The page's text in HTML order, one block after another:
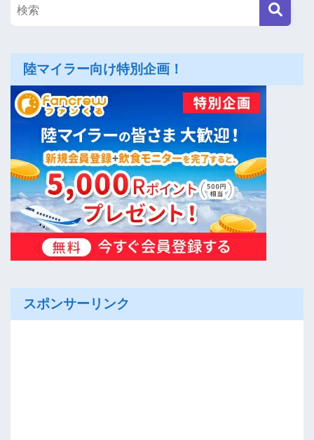
陸マイラー向け特別企画！
スポンサーリンク